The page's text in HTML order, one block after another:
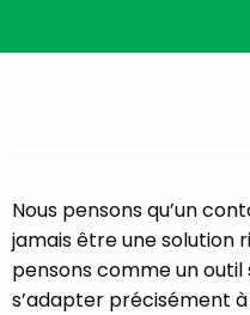
Nous pensons qu’un
jamais être une solution
pensons comme un
s’adapter précisément